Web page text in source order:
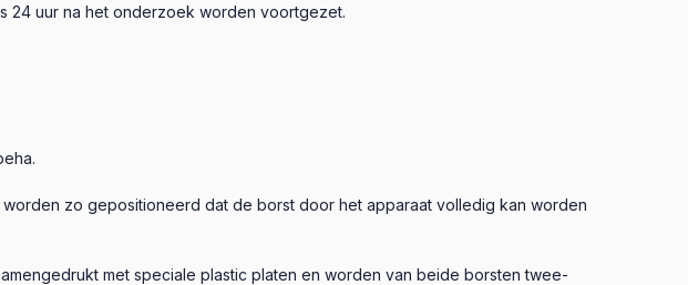
24 uur na het onderzoek worden voortgezet.
zo gepositioneerd dat de borst door het apparaat volledig kan worden
met speciale plastic platen en worden van beide borsten twee-